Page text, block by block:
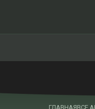
ГЛАВНАЯВСЕ